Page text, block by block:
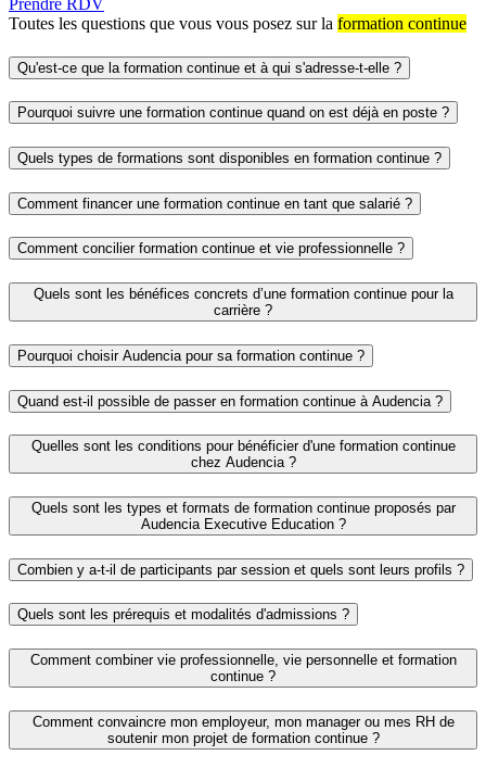
Toutes les questions que vous vous posez sur la formation continue
Qu'est-ce que la formation continue et à qui s'adresse-t-elle ?
Pourquoi suivre une formation continue quand on est déjà en poste ?
Quels types de formations sont disponibles en formation continue ?
Comment financer une formation continue en tant que salarié ?
Comment concilier formation continue et vie professionnelle ?
Quels sont les bénéfices concrets d’une formation continue pour la
carrière ?
Pourquoi choisir Audencia pour sa formation continue ?
Quand est-il possible de passer en formation continue à Audencia ?
Quelles sont les conditions pour bénéficier d'une formation continue
chez Audencia ?
Quels sont les types et formats de formation continue proposés par
Audencia Executive Education ?
Combien y a-t-il de participants par session et quels sont leurs profils ?
Quels sont les prérequis et modalités d'admissions ?
Comment combiner vie professionnelle, vie personnelle et formation
continue ?
Comment convaincre mon employeur, mon manager ou mes RH de
soutenir mon projet de formation continue ?